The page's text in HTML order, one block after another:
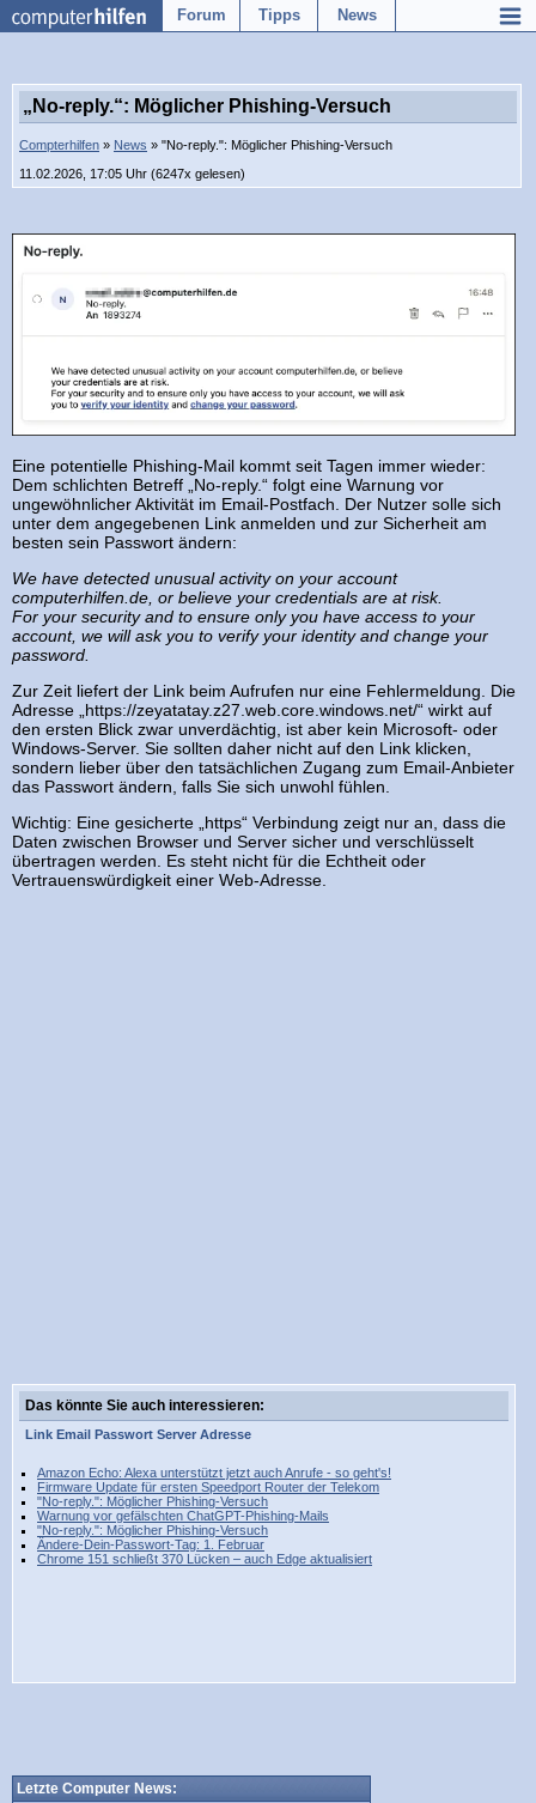
Forum Tipps News
„No-reply.“: Möglicher Phishing-Versuch
Compterhilfen » News » "No-reply.": Möglicher Phishing-Versuch
11.02.2026, 17:05 Uhr (6247x gelesen)
Eine potentielle Phishing-Mail kommt seit Tagen immer wieder:
Dem schlichten Betreff „No-reply.“ folgt eine Warnung vor
ungewöhnlicher Aktivität im Email-Postfach. Der Nutzer solle sich
unter dem angegebenen Link anmelden und zur Sicherheit am
besten sein Passwort ändern:
We have detected unusual activity on your account
computerhilfen.de, or believe your credentials are at risk.
For your security and to ensure only you have access to your
account, we will ask you to verify your identity and change your
password.
Zur Zeit liefert der Link beim Aufrufen nur eine Fehlermeldung. Die
Adresse „https://zeyatatay.z27.web.core.windows.net/“ wirkt auf
den ersten Blick zwar unverdächtig, ist aber kein Microsoft- oder
Windows-Server. Sie sollten daher nicht auf den Link klicken,
sondern lieber über den tatsächlichen Zugang zum Email-Anbieter
das Passwort ändern, falls Sie sich unwohl fühlen.
Wichtig: Eine gesicherte „https“ Verbindung zeigt nur an, dass die
Daten zwischen Browser und Server sicher und verschlüsselt
übertragen werden. Es steht nicht für die Echtheit oder
Vertrauenswürdigkeit einer Web-Adresse.
Das könnte Sie auch interessieren:
Link Email Passwort Server Adresse
Amazon Echo: Alexa unterstützt jetzt auch Anrufe - so geht's!
Firmware Update für ersten Speedport Router der Telekom
"No-reply.": Möglicher Phishing-Versuch
Warnung vor gefälschten ChatGPT-Phishing-Mails
"No-reply.": Möglicher Phishing-Versuch
Ändere-Dein-Passwort-Tag: 1. Februar
Chrome 151 schließt 370 Lücken – auch Edge aktualisiert
Letzte Computer News: